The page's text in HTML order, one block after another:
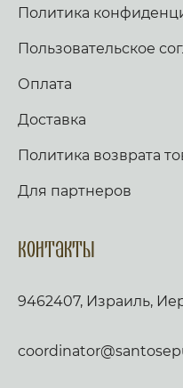
Политика
Пользовательское
Оплата
Доставка
Политика возврата
Для партнеров
Контакты
9462407, Израиль,